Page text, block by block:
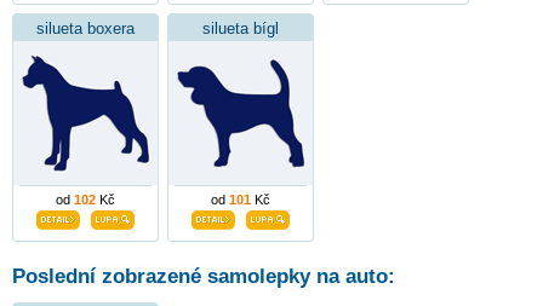
silueta boxera
od 102 Kč
silueta bígl
od 101 Kč
Poslední zobrazené samolepky na auto: